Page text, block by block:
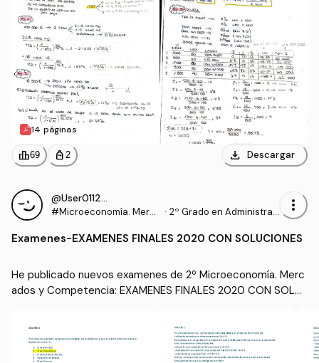
14 páginas
leaderboard69 personal_bag 2 download Descargar
@User011294
#Microeconomía. Merca
· 2º Grado en Administrac
sas (UDC)
more_vert
Examenes-EXAMENES FINALES 2020 CON SOLUCIONES
He publicado nuevos examenes de 2º Microeconomía. Merc
ados y Competencia: EXAMENES FINALES 2020 CON SOLU